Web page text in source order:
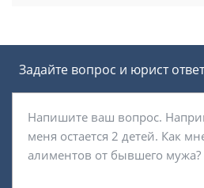
Задайте вопрос и юрист